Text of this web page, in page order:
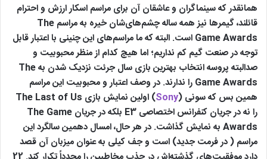
همانقدر که سینماگران و عاشقان آن برای مراسم اسکار ارزش و احترام
قائلند، گیمرها نیز همه ساله چشم‌های‌شان خیره به مراسم The
Game Awards است. البته که ما مراسم‌های این چنینی با اعتبار قابل
توجه در صنعت گیم کم نداریم؛ اما هیچ کدام از منظر محبوبیت و
صدالبته پروسه انتخاب بهترین بازی سال جرئت نزدیک شدن به The
Game Awards را ندارند. در وصف اعتبار و محبوبیت این مراسم
همین بس که سونی (Sony
) اولین نمایش بازی The Last of Us
را نه در جریان کنفرانس اختصاصی E3 بلکه در جریان The Game
Awards به نمایش گذاشت. در هر حال، امسال دهمین سالگرد این
مراسم ( در فرمت جدید) است و جف کیلی به عنوان میزبان آن قصد